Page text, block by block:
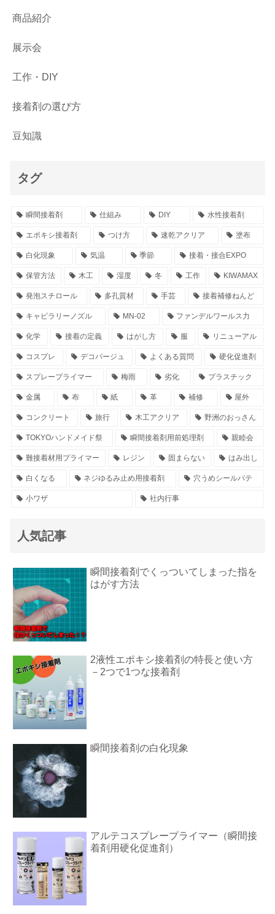
商品紹介
展示会
工作・DIY
接着剤の選び方
豆知識
タグ
瞬間接着剤 仕組み DIY 水性接着剤
エポキシ接着剤 つけ方 速乾アクリア 塗布
白化現象 気温 季節 接着・接合EXPO
保管方法 木工 湿度 冬 工作 KIWAMAX
発泡スチロール 多孔質材 手芸 接着補修ねんど
キャピラリーノズル MN-02 ファンデルワールス力
化学 接着の定義 はがし方 服 リニューアル
コスプレ デコパージュ よくある質問 硬化促進剤
スプレープライマー 梅雨 劣化 プラスチック
金属 布 紙 革 補修 屋外
コンクリート 旅行 木工アクリア 野洲のおっさん
TOKYOハンドメイド祭 瞬間接着剤用前処理剤 親睦会
難接着材用プライマー レジン 固まらない はみ出し
白くなる ネジゆるみ止め用接着剤 穴うめシールパテ
小ワザ 社内行事
人気記事
瞬間接着剤でくっついてしまった指を
はがす方法
2液性エポキシ接着剤の特長と使い方
－2つで1つな接着剤
瞬間接着剤の白化現象
アルテコスプレープライマー（瞬間接
着剤用硬化促進剤）